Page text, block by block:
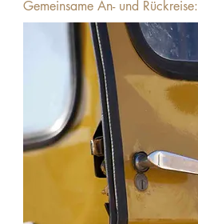
Gemeinsame An- und Rückreise: